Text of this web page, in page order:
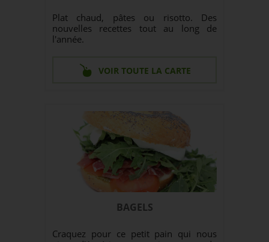
Plat chaud, pâtes ou risotto. Des
nouvelles recettes tout au long de
l'année.
VOIR TOUTE LA CARTE
BAGELS
Craquez pour ce petit pain qui nous